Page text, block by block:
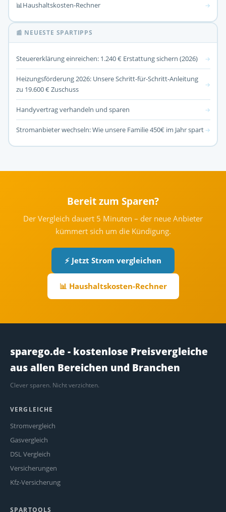
📊Haushaltskosten-Rechner →
📰 NEUESTE SPARTIPPS
Steuererklärung einreichen: 1.240 € Erstattung sichern (2026) →
Heizungsförderung 2026: Unsere Schritt-für-Schritt-Anleitung
zu 19.600 € Zuschuss
→
Handyvertrag verhandeln und sparen →
Stromanbieter wechseln: Wie unsere Familie 450€ im Jahr spart →
Bereit zum Sparen?
Der Vergleich dauert 5 Minuten – der neue Anbieter
kümmert sich um die Kündigung.
⚡ Jetzt Strom vergleichen
📊 Haushaltskosten-Rechner
sparego.de - kostenlose Preisvergleiche
aus allen Bereichen und Branchen
Clever sparen. Nicht verzichten.
VERGLEICHE
Stromvergleich
Gasvergleich
DSL Vergleich
Versicherungen
Kfz-Versicherung
SPARTOOLS